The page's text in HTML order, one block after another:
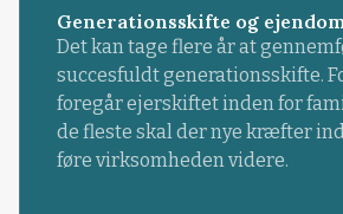
Generationsskifte og
Det kan tage flere år at
succesfuldt generationsskifte.
foregår ejerskiftet inden for
de fleste skal der nye kræfter
føre virksomheden videre.